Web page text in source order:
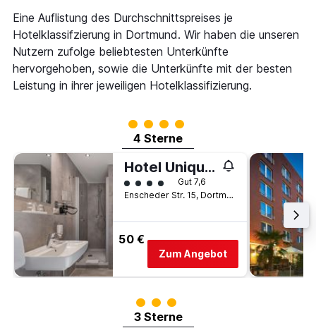
Eine Auflistung des Durchschnittspreises je
Hotelklassifzierung in Dortmund. Wir haben die unseren
Nutzern zufolge beliebtesten Unterkünfte
hervorgehoben, sowie die Unterkünfte mit der besten
Leistung in ihrer jeweiligen Hotelklassifizierung.
Bewertungskategorie 4
4 Sterne
Hotel Unique Pearl
Bewertungskategorie 4
Gut 7,6
Enscheder Str. 15, Dortmund, Nordrhein-Westfalen, Deutschland
50 €
Zum Angebot
Bewertungskategorie 3
3 Sterne